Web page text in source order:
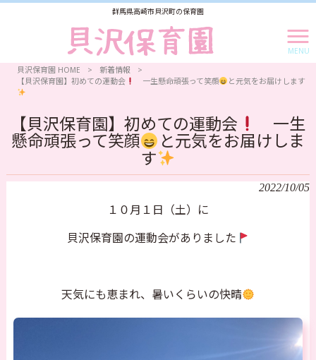
群馬県高崎市貝沢町の保育園
MENU
貝沢保育園 HOME > 新着情報
>
【貝沢保育園】初めての運動会
一生懸命頑張って笑顔 と元気をお届けします
【貝沢保育園】初めての運動会
一生
懸命頑張って笑顔
と元気をお届けしま
す
2022/10/05
１０月１日（土）に
貝沢保育園の運動会がありました
天気にも恵まれ、暑いくらいの快晴